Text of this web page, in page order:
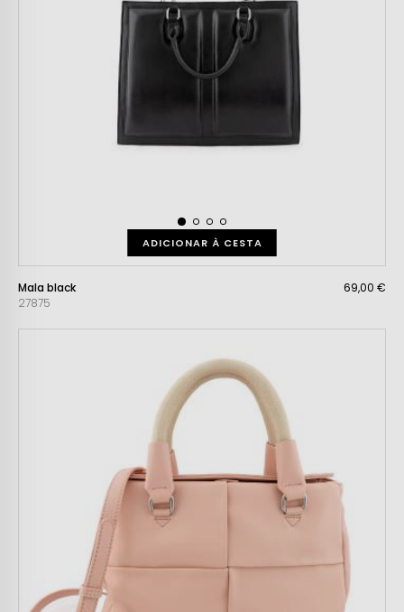
ADICIONAR À CESTA
Mala black
27875
69,00 €